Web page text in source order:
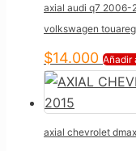
axial audi q7 2006-
volkswagen
$14.000 Añadir
axial chevrolet